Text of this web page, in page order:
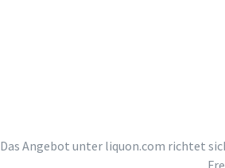
Das Angebot unter liquon.com richtet